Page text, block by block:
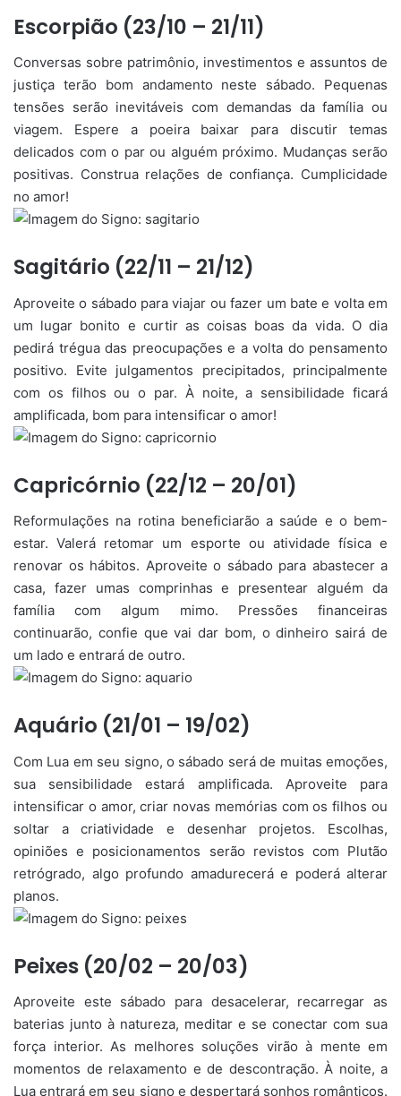
Escorpião (23/10 – 21/11)
Conversas sobre patrimônio, investimentos e assuntos de
justiça terão bom andamento neste sábado. Pequenas
tensões serão inevitáveis com demandas da família ou
viagem. Espere a poeira baixar para discutir temas
delicados com o par ou alguém próximo. Mudanças serão
positivas. Construa relações de confiança. Cumplicidade
no amor!
Sagitário (22/11 – 21/12)
Aproveite o sábado para viajar ou fazer um bate e volta em
um lugar bonito e curtir as coisas boas da vida. O dia
pedirá trégua das preocupações e a volta do pensamento
positivo. Evite julgamentos precipitados, principalmente
com os filhos ou o par. À noite, a sensibilidade ficará
amplificada, bom para intensificar o amor!
Capricórnio (22/12 – 20/01)
Reformulações na rotina beneficiarão a saúde e o bem-
estar. Valerá retomar um esporte ou atividade física e
renovar os hábitos. Aproveite o sábado para abastecer a
casa, fazer umas comprinhas e presentear alguém da
família com algum mimo. Pressões financeiras
continuarão, confie que vai dar bom, o dinheiro sairá de
um lado e entrará de outro.
Aquário (21/01 – 19/02)
Com Lua em seu signo, o sábado será de muitas emoções,
sua sensibilidade estará amplificada. Aproveite para
intensificar o amor, criar novas memórias com os filhos ou
soltar a criatividade e desenhar projetos. Escolhas,
opiniões e posicionamentos serão revistos com Plutão
retrógrado, algo profundo amadurecerá e poderá alterar
planos.
Peixes (20/02 – 20/03)
Aproveite este sábado para desacelerar, recarregar as
baterias junto à natureza, meditar e se conectar com sua
força interior. As melhores soluções virão à mente em
momentos de relaxamento e de descontração. À noite, a
Lua entrará em seu signo e despertará sonhos românticos.